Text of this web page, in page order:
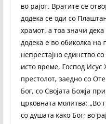
во рајот. Вратите се
додека се оди со
храмот, а тоа значи
додека е во обиколка на
непрестајно единство
исто време, Господ Исус
престолот, заедно со
Бог, со Својата Божја
црковната молитва: „Во
со душата како Бог; во